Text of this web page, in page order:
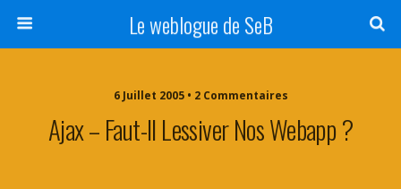
Le weblogue de SeB
6 Juillet 2005 • 2 Commentaires
Ajax – Faut-Il Lessiver Nos Webapp ?